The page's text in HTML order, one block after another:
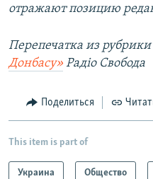
отражают позицию
Перепечатка из рубрики
Донбасу» Радіо Свобода
Поделиться
This item is part of
Украина Общество